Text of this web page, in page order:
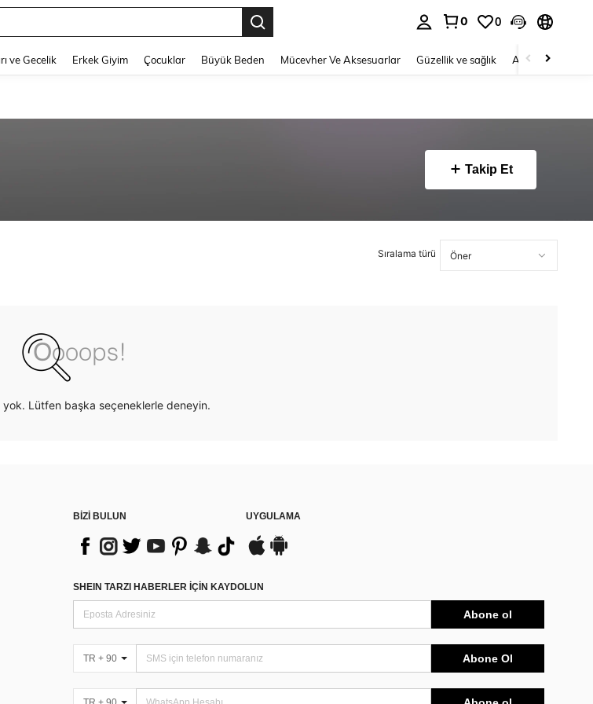
0 0
ve Gecelik Erkek Giyim Çocuklar Büyük Beden Mücevher Ve Aksesuarlar Güzellik ve sağlık Ayakkabı
Takip Et
Sıralama türü
yok. Lütfen başka seçeneklerle deneyin.
BİZİ BULUN UYGULAMA
SHEIN TARZI HABERLER IÇIN KAYDOLUN
Abone ol
TR + 90 Abone Ol